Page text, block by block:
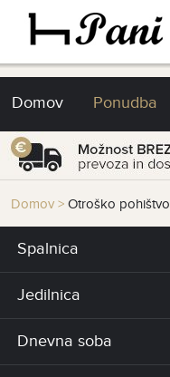
Domov Ponudba
Domov > Otroško pohištvo
Spalnica
Jedilnica
Dnevna soba